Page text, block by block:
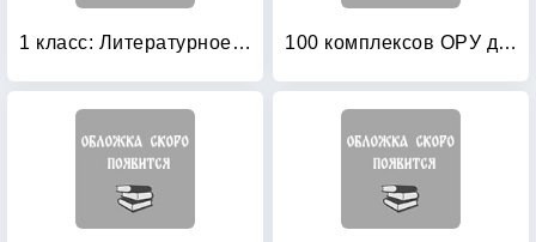
1 класс: Литературное чтение. Методические рекомендации. ФГОС 100 комплексов ОРУ для младших дошкольников с использованием стандартного и нестандартного оборудования